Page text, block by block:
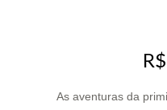
As aventuras da